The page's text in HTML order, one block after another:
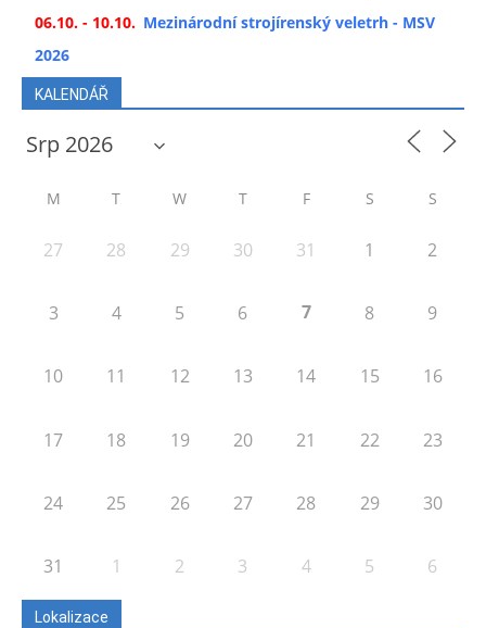
06.10. - 10.10. Mezinárodní strojírenský veletrh - MSV
2026
KALENDÁŘ
M T W T F S S
27 28 29 30 31 1 2
3 4 5 6 7 8 9
10 11 12 13 14 15 16
17 18 19 20 21 22 23
24 25 26 27 28 29 30
31 1 2 3 4 5 6
Lokalizace